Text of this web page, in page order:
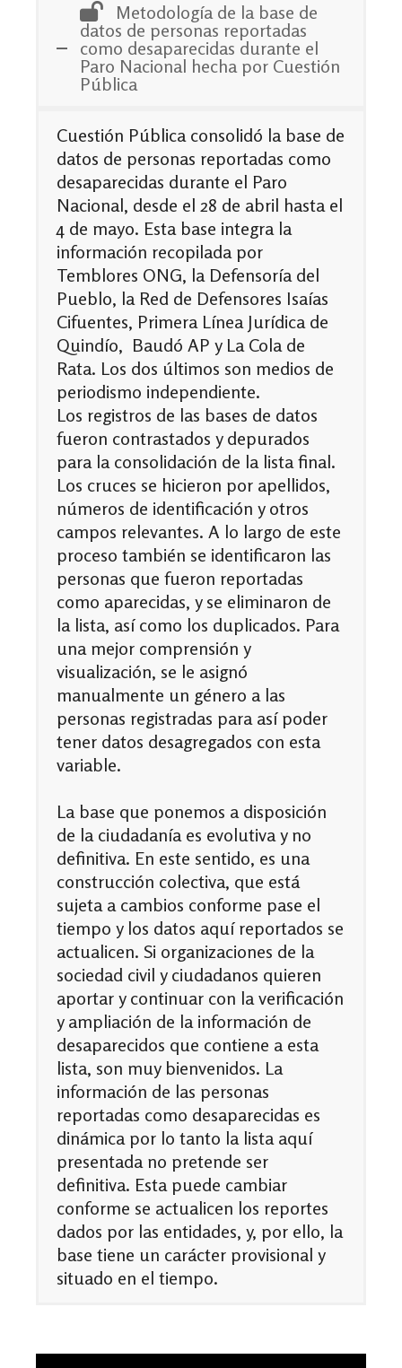
Metodología de la base de
datos de personas reportadas
como desaparecidas durante el
Paro Nacional hecha por Cuestión
Pública
Cuestión Pública consolidó la base de
datos de personas reportadas como
desaparecidas durante el Paro
Nacional, desde el 28 de abril hasta el
4 de mayo. Esta base integra la
información recopilada por
Temblores ONG, la Defensoría del
Pueblo, la Red de Defensores Isaías
Cifuentes, Primera Línea Jurídica de
Quindío, Baudó AP y La Cola de
Rata. Los dos últimos son medios de
periodismo independiente.
Los registros de las bases de datos
fueron contrastados y depurados
para la consolidación de la lista final.
Los cruces se hicieron por apellidos,
números de identificación y otros
campos relevantes. A lo largo de este
proceso también se identificaron las
personas que fueron reportadas
como aparecidas, y se eliminaron de
la lista, así como los duplicados. Para
una mejor comprensión y
visualización, se le asignó
manualmente un género a las
personas registradas para así poder
tener datos desagregados con esta
variable.
La base que ponemos a disposición
de la ciudadanía es evolutiva y no
definitiva. En este sentido, es una
construcción colectiva, que está
sujeta a cambios conforme pase el
tiempo y los datos aquí reportados se
actualicen. Si organizaciones de la
sociedad civil y ciudadanos quieren
aportar y continuar con la verificación
y ampliación de la información de
desaparecidos que contiene a esta
lista, son muy bienvenidos. La
información de las personas
reportadas como desaparecidas es
dinámica por lo tanto la lista aquí
presentada no pretende ser
definitiva. Esta puede cambiar
conforme se actualicen los reportes
dados por las entidades, y, por ello, la
base tiene un carácter provisional y
situado en el tiempo.